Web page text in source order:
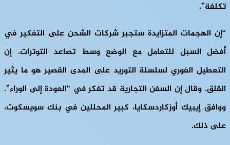
تكلفة”.
“إن الهجمات المتزايدة ستجبر شركات الشحن على التفكير في
أفضل السبل للتعامل مع الوضع وسط تصاعد التوترات. إن
التعطيل الفوري لسلسلة التوريد على المدى القصير هو ما يثير
القلق. وقال إن السفن التجارية قد تفكر في “العودة إلى الوراء”.
ووافق إيبيك أوزكاردسكايا، كبير المحللين في بنك سويسكوت،
على ذلك.